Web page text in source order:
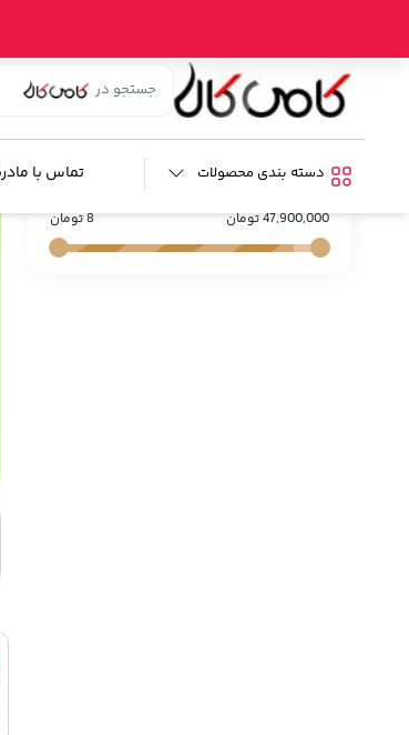
دسته بندی محصولات تماس با ما
AVM
فیلترها :
47,900,000 تومان 8 تومان